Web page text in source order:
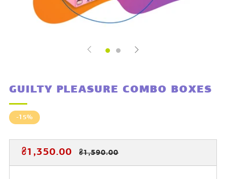
GUILTY PLEASURE COMBO BOXES
-15%
ЗВИЧАЙНА
ЦІНА
₴1,350.00
ЦІНА
РОЗПРОДАЖУ
₴1,590.00